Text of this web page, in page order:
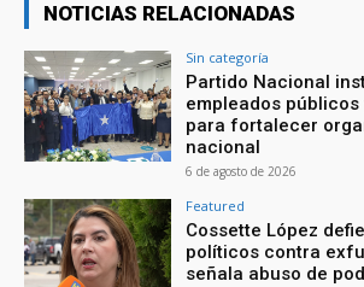
NOTICIAS RELACIONADAS
Sin categoría
Partido Nacional
empleados
para fortalecer
nacional
6 de agosto de 2026
Featured
Cossette López
políticos contra
señala abuso de